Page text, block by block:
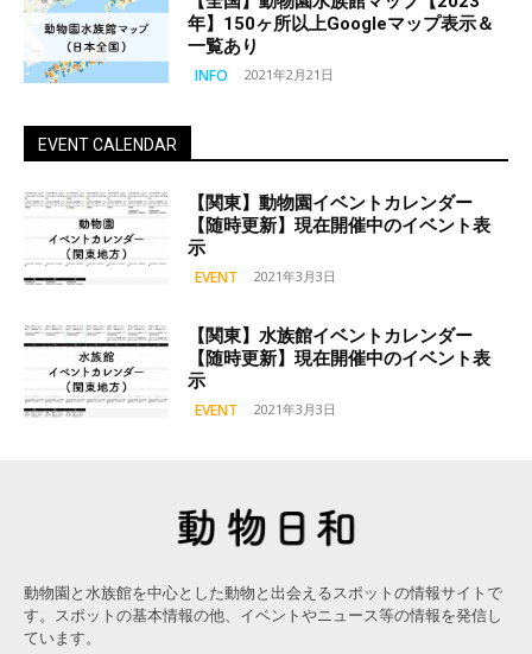
年】150ヶ所以上Googleマップ表示＆
一覧あり
INFO 2021年2月21日
EVENT CALENDAR
【関東】動物園イベントカレンダー
【随時更新】現在開催中のイベント表
示
EVENT 2021年3月3日
【関東】水族館イベントカレンダー
【随時更新】現在開催中のイベント表
示
EVENT 2021年3月3日
動物園と水族館を中心とした動物と出会えるスポットの情報サイトで
す。スポットの基本情報の他、イベントやニュース等の情報を発信し
ています。